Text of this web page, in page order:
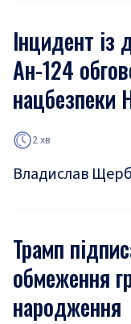
Інцидент із
Ан-124
нацбезпеки
2 хв
Владислав
Трамп
обмеження
народження